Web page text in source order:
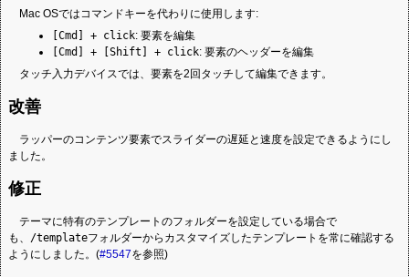
Mac OSではコマンドキーを代わりに使用します:
[Cmd] + click: 要素を編集
[Cmd] + [Shift] + click: 要素のヘッダーを編集
タッチ入力デバイスでは、要素を2回タッチして編集できます。
改善
ラッパーのコンテンツ要素でスライダーの遅延と速度を設定できるようにし
ました。
修正
テーマに特有のテンプレートのフォルダーを設定している場合で
も、 /templateフォルダーからカスタマイズしたテンプレートを常に確認する
ようにしました。(#5547を参照)